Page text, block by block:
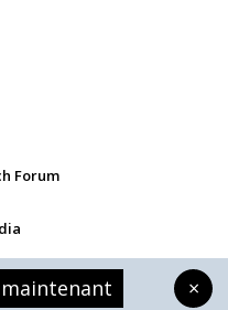
Forum
×